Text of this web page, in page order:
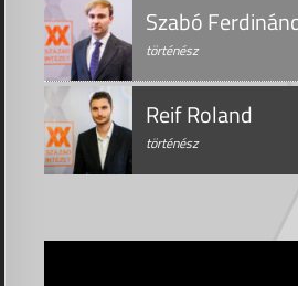
Szabó
történész
Reif Roland
történész